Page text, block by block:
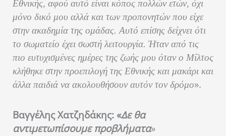
Εθνικής, αφού αυτό είναι κόπος πολλών ετών, όχι
μόνο δικό μου αλλά και των προπονητών που είχε
στην ακαδημία της ομάδας. Αυτό επίσης δείχνει ότι
το σωματείο έχει σωστή λειτουργία. Ήταν από τις
πιο ευτυχισμένες ημέρες της ζωής μου όταν ο Μίλτος
κλήθηκε στην προεπιλογή της Εθνικής και μακάρι και
άλλα παιδιά να ακολουθήσουν αυτόν τον δρόμο».
Βαγγέλης Χατζηδάκης: «Δε θα
αντιμετωπίσουμε προβλήματα»